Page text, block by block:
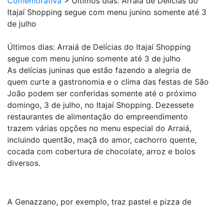
Itajaí Shopping segue com menu junino somente até 3
de julho
Últimos dias: Arraiá de Delícias do Itajaí Shopping
segue com menu junino somente até 3 de julho
As delícias juninas que estão fazendo a alegria de
quem curte a gastronomia e o clima das festas de São
João podem ser conferidas somente até o próximo
domingo, 3 de julho, no Itajaí Shopping. Dezessete
restaurantes de alimentação do empreendimento
trazem várias opções no menu especial do Arraiá,
incluindo quentão, maçã do amor, cachorro quente,
cocada com cobertura de chocolate, arroz e bolos
diversos.
A Genazzano, por exemplo, traz pastel e pizza de